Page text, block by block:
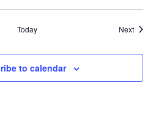
Today NextEvents